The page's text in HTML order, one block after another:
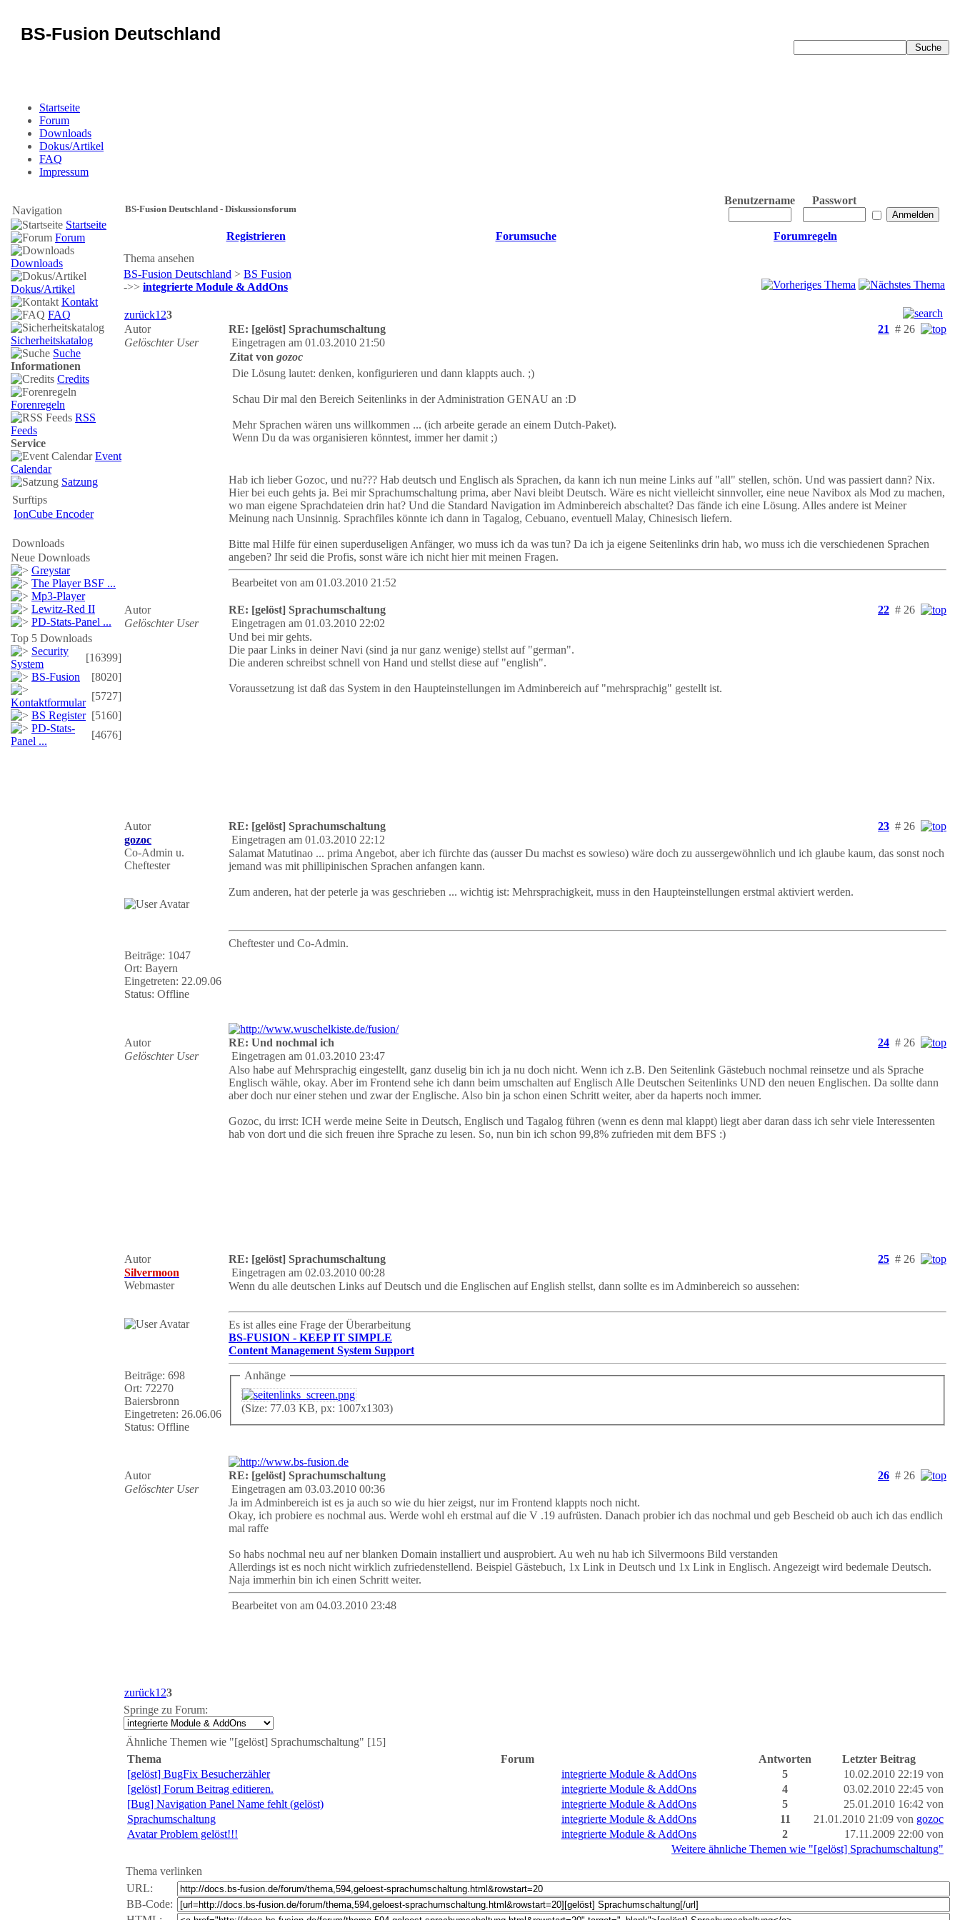
BS-Fusion Deutschland
Startseite
Forum
Downloads
Dokus/Artikel
FAQ
Impressum
Navigation
Startseite
Forum
Downloads
Dokus/Artikel
Kontakt
FAQ
Sicherheitskatalog
Suche
Informationen
Credits
Forenregeln
RSS
Feeds
Service
Event
Calendar
Satzung
Surftips
IonCube Encoder
Downloads
Neue Downloads
Greystar
The Player BSF ...
Mp3-Player
Lewitz-Red II
PD-Stats-Panel ...
Top 5 Downloads
Security
System
[16399]
BS-Fusion
[8020]
Kontaktformular
[5727]
BS Register [5160]
PD-Stats-
Panel ...
[4676]
BS-Fusion Deutschland - Diskussionsforum
Benutzername Passwort
Registrieren Forumsuche
Forumregeln
Thema ansehen
BS-Fusion Deutschland > BS Fusion
->> integrierte Module & AddOns
zurück1 23
Autor
RE: [gelöst] Sprachumschaltung 21 # 26
Gelöschter User
Eingetragen am 01.03.2010 21:50
Zitat von gozoc
Die Lösung lautet: denken, konfigurieren und dann klappts auch. ;)
Schau Dir mal den Bereich Seitenlinks in der Administration GENAU an :D
Mehr Sprachen wären uns willkommen ... (ich arbeite gerade an einem Dutch-Paket).
Wenn Du da was organisieren könntest, immer her damit ;)
Hab ich lieber Gozoc, und nu??? Hab deutsch und Englisch als Sprachen, da kann ich nun meine Links auf "all" stellen, schön. Und was passiert dann? Nix.
Hier bei euch gehts ja. Bei mir Sprachumschaltung prima, aber Navi bleibt Deutsch. Wäre es nicht vielleicht sinnvoller, eine neue Navibox als Mod zu machen,
wo man eigene Sprachdateien drin hat? Und die Standard Navigation im Adminbereich abschaltet? Das fände ich eine Lösung. Alles andere ist Meiner
Meinung nach Unsinnig. Sprachfiles könnte ich dann in Tagalog, Cebuano, eventuell Malay, Chinesisch liefern.
Bitte mal Hilfe für einen superduseligen Anfänger, wo muss ich da was tun? Da ich ja eigene Seitenlinks drin hab, wo muss ich die verschiedenen Sprachen
angeben? Ihr seid die Profis, sonst wäre ich nicht hier mit meinen Fragen.
Bearbeitet von am 01.03.2010 21:52
Autor RE: [gelöst] Sprachumschaltung 22 # 26
Gelöschter User
Eingetragen am 01.03.2010 22:02
Und bei mir gehts.
Die paar Links in deiner Navi (sind ja nur ganz wenige) stellst auf "german".
Die anderen schreibst schnell von Hand und stellst diese auf "english".
Voraussetzung ist daß das System in den Haupteinstellungen im Adminbereich auf "mehrsprachig" gestellt ist.
Autor RE: [gelöst] Sprachumschaltung 23 # 26
gozoc
Co-Admin u.
Cheftester
Beiträge: 1047
Ort: Bayern
Eingetreten: 22.09.06
Status: Offline
Eingetragen am 01.03.2010 22:12
Salamat Matutinao ... prima Angebot, aber ich fürchte das (ausser Du machst es sowieso) wäre doch zu aussergewöhnlich und ich glaube kaum, das sonst noch
jemand was mit phillipinischen Sprachen anfangen kann.
Zum anderen, hat der peterle ja was geschrieben ... wichtig ist: Mehrsprachigkeit, muss in den Haupteinstellungen erstmal aktiviert werden.
Cheftester und Co-Admin.
Autor RE: Und nochmal ich 24 # 26
Gelöschter User
Eingetragen am 01.03.2010 23:47
Also habe auf Mehrsprachig eingestellt, ganz duselig bin ich ja nu doch nicht. Wenn ich z.B. Den Seitenlink Gästebuch nochmal reinsetze und als Sprache
Englisch wähle, okay. Aber im Frontend sehe ich dann beim umschalten auf Englisch Alle Deutschen Seitenlinks UND den neuen Englischen. Da sollte dann
aber doch nur einer stehen und zwar der Englische. Also bin ja schon einen Schritt weiter, aber da haperts noch immer.
Gozoc, du irrst: ICH werde meine Seite in Deutsch, Englisch und Tagalog führen (wenn es denn mal klappt) liegt aber daran dass ich sehr viele Interessenten
hab von dort und die sich freuen ihre Sprache zu lesen. So, nun bin ich schon 99,8% zufrieden mit dem BFS :)
Autor RE: [gelöst] Sprachumschaltung 25 # 26
Silvermoon
Webmaster
Beiträge: 698
Ort: 72270
Baiersbronn
Eingetreten: 26.06.06
Status: Offline
Eingetragen am 02.03.2010 00:28
Wenn du alle deutschen Links auf Deutsch und die Englischen auf English stellst, dann sollte es im Adminbereich so aussehen:
Es ist alles eine Frage der Überarbeitung
BS-FUSION - KEEP IT SIMPLE
Content Management System Support
Anhänge
(Size: 77.03 KB, px: 1007x1303)
Autor RE: [gelöst] Sprachumschaltung 26 # 26
Gelöschter User
Eingetragen am 03.03.2010 00:36
Ja im Adminbereich ist es ja auch so wie du hier zeigst, nur im Frontend klappts noch nicht.
Okay, ich probiere es nochmal aus. Werde wohl eh erstmal auf die V .19 aufrüsten. Danach probier ich das nochmal und geb Bescheid ob auch ich das endlich
mal raffe
So habs nochmal neu auf ner blanken Domain installiert und ausprobiert. Au weh nu hab ich Silvermoons Bild verstanden
Allerdings ist es noch nicht wirklich zufriedenstellend. Beispiel Gästebuch, 1x Link in Deutsch und 1x Link in Englisch. Angezeigt wird bedemale Deutsch.
Naja immerhin bin ich einen Schritt weiter.
Bearbeitet von am 04.03.2010 23:48
zurück1 23
Springe zu Forum:
Ähnliche Themen wie "[gelöst] Sprachumschaltung" [15]
Thema
Forum Antworten
Letzter Beitrag
[gelöst] BugFix Besucherzähler
integrierte Module & AddOns 5
10.02.2010 22:19 von
[gelöst] Forum Beitrag editieren.
integrierte Module & AddOns 4
03.02.2010 22:45 von
[Bug] Navigation Panel Name fehlt (gelöst)
integrierte Module & AddOns 5
25.01.2010 16:42 von
Sprachumschaltung
integrierte Module & AddOns 11 21.01.2010 21:09 von gozoc
Avatar Problem gelöst!!!
integrierte Module & AddOns 2
17.11.2009 22:00 von
Weitere ähnliche Themen wie "[gelöst] Sprachumschaltung"
Thema verlinken
URL:
BB-Code: